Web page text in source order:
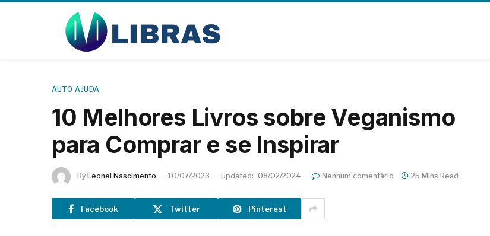
AUTO AJUDA
10 Melhores Livros sobre Veganismo
para Comprar e se Inspirar
By Leonel Nascimento 10/07/2023 Updated: 08/02/2024 Nenhum comentário 25 Mins Read
Facebook Twitter Pinterest